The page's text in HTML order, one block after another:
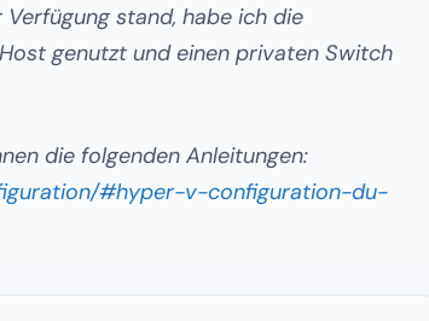
stand, habe ich die
genutzt und einen privaten Switch
die folgenden Anleitungen:
#hyper-v-configuration-du-